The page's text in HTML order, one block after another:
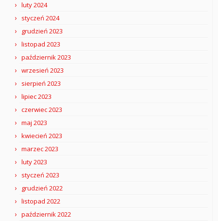
luty 2024
styczeń 2024
grudzień 2023
listopad 2023
październik 2023
wrzesień 2023
sierpień 2023
lipiec 2023
czerwiec 2023
maj 2023
kwiecień 2023
marzec 2023
luty 2023
styczeń 2023
grudzień 2022
listopad 2022
październik 2022